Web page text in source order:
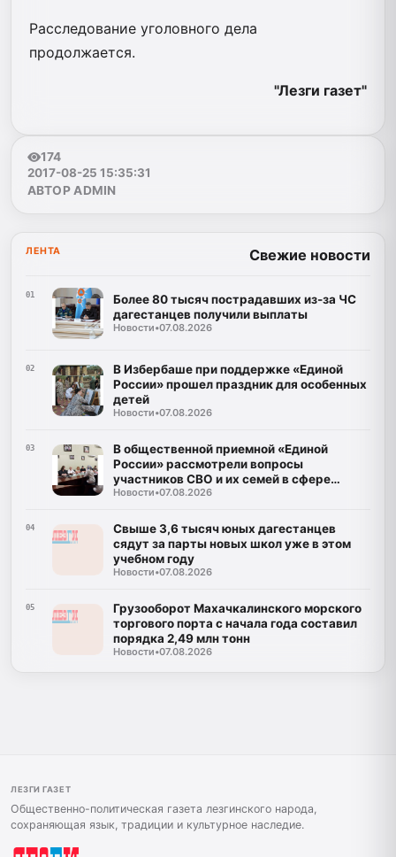
Расследование уголовного дела
продолжается.
"Лезги газет"
174
2017-08-25 15:35:31
АВТОР ADMIN
ЛЕНТА Свежие новости
01
Более 80 тысяч пострадавших из-за ЧС
дагестанцев получили выплаты
Новости•07.08.2026
02
В Избербаше при поддержке «Единой
России» прошел праздник для особенных
детей
Новости•07.08.2026
03
В общественной приемной «Единой
России» рассмотрели вопросы
участников СВО и их семей в сфере
образования
Новости•07.08.2026
04
Свыше 3,6 тысяч юных дагестанцев
сядут за парты новых школ уже в этом
учебном году
Новости•07.08.2026
05
Грузооборот Махачкалинского морского
торгового порта с начала года составил
порядка 2,49 млн тонн
Новости•07.08.2026
ЛЕЗГИ ГАЗЕТ
Общественно-политическая газета лезгинского народа,
сохраняющая язык, традиции и культурное наследие.